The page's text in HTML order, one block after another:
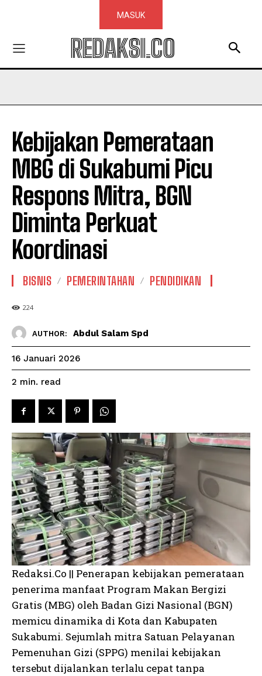
MASUK
REDAKSI.CO
Kebijakan Pemerataan
MBG di Sukabumi Picu
Respons Mitra, BGN
Diminta Perkuat
Koordinasi
BISNIS PEMERINTAHAN PENDIDIKAN
224
AUTHOR: Abdul Salam Spd
16 Januari 2026
2 min. read
Redaksi.Co || Penerapan kebijakan pemerataan
penerima manfaat Program Makan Bergizi
Gratis (MBG) oleh Badan Gizi Nasional (BGN)
memicu dinamika di Kota dan Kabupaten
Sukabumi. Sejumlah mitra Satuan Pelayanan
Pemenuhan Gizi (SPPG) menilai kebijakan
tersebut dijalankan terlalu cepat tanpa